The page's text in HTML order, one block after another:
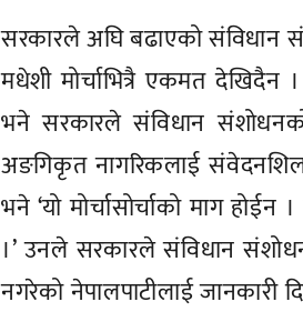
सरकारले अघि बढाएको संविधान
मधेशी मोर्चाभित्रै एकमत
भने सरकारले संविधान
अङगिकृत नागरिकलाई
भने ‘यो मोर्चासोर्चाको माग
।’ उनले सरकारले संविधान
नगरेको नेपालपाटीलाई जानकारी